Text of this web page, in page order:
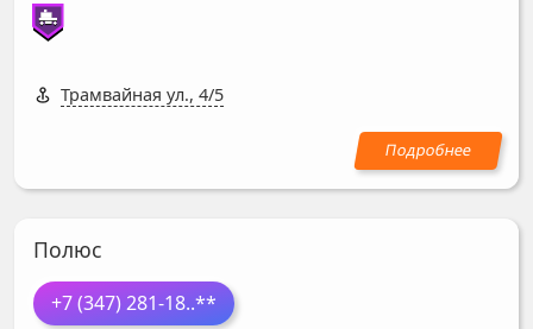
Трамвайная ул., 4/5
Полюс
+7 (347) 281-18..**